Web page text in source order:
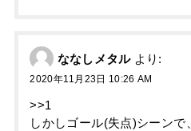
ななしメタル より:
2020年11月23日 10:26 AM
>>1
しかしゴール(失点)シーン